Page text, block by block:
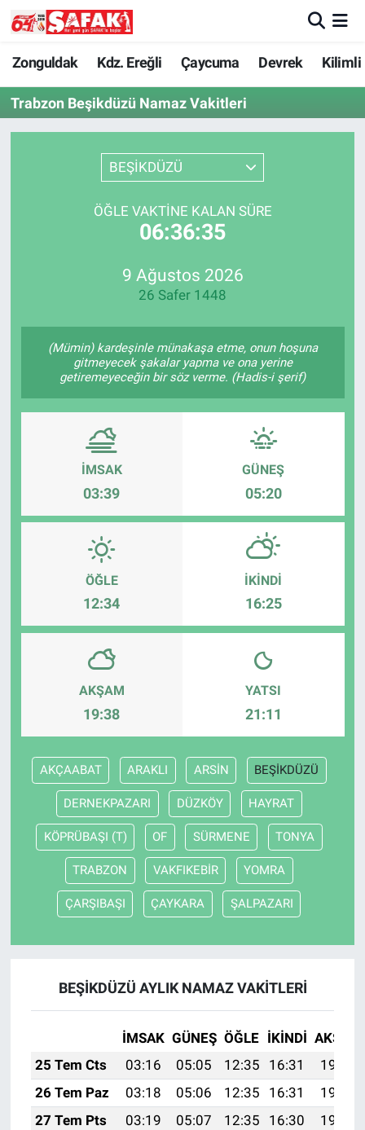
Zonguldak Kdz. Ereğli Çaycuma Devrek Kilimli
Trabzon Beşikdüzü Namaz Vakitleri
BEŞİKDÜZÜ
ÖĞLE VAKTINE KALAN SÜRE
06:36:35
9 Ağustos 2026
26 Safer 1448
(Mümin) kardeşinle münakaşa etme, onun hoşuna
gitmeyecek şakalar yapma ve ona yerine
getiremeyeceğin bir söz verme. (Hadis-i şerif)
İMSAK
03:39
GÜNEŞ
05:20
ÖĞLE
12:34
İKINDI
16:25
AKŞAM
19:38
YATSI
21:11
AKÇAABAT ARAKLI ARSİN BEŞİKDÜZÜ
DERNEKPAZARI DÜZKÖY HAYRAT
KÖPRÜBAŞI (T) OF SÜRMENE TONYA
TRABZON VAKFIKEBİR YOMRA
ÇARŞIBAŞI ÇAYKARA ŞALPAZARI
BEŞİKDÜZÜ AYLIK NAMAZ VAKITLERI
İMSAK GÜNEŞ ÖĞLE İKINDI AKŞAM
25 Tem Cts
03:16 05:05 12:35 16:31
19:54
26 Tem Paz
03:18 05:06 12:35 16:31
19:53
27 Tem Pts
03:19 05:07 12:35 16:30
19:52
Zonguldak
Kdz. Ereğli
Resmi İlan
Zonguldak Nöbetçi Eczaneler
Zonguldak Hava Durumu
Zonguldak Trafik Yoğunluk Haritası
Süper Lig Puan Durumu ve Fikstür
Tüm Manşetler
Haber Arşivi